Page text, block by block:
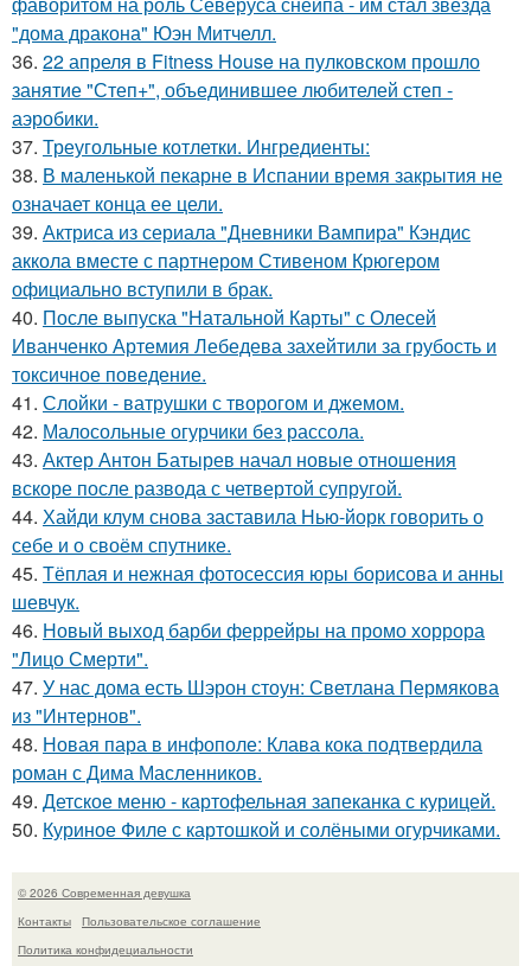
"дома дракона" Юэн Митчелл.
36. 22 апреля в Fitness House на пулковском прошло
занятие "Степ+", объединившее любителей степ -
аэробики.
37. Треугольные котлетки. Ингредиенты:
38. В маленькой пекарне в Испании время закрытия не
означает конца ее цели.
39. Актриса из сериала "Дневники Вампира" Кэндис
аккола вместе с партнером Стивеном Крюгером
официально вступили в брак.
40. После выпуска "Натальной Карты" с Олесей
Иванченко Артемия Лебедева захейтили за грубость и
токсичное поведение.
41. Слойки - ватрушки с творогом и джемом.
42. Малосольные огурчики без рассола.
43. Актер Антон Батырев начал новые отношения
вскоре после развода с четвертой супругой.
44. Хайди клум снова заставила Нью-йорк говорить о
себе и о своём спутнике.
45. Тёплая и нежная фотосессия юры борисова и анны
шевчук.
46. Новый выход барби феррейры на промо хоррора
"Лицо Смерти".
47. У нас дома есть Шэрон стоун: Светлана Пермякова
из "Интернов".
48. Новая пара в инфополе: Клава кока подтвердила
роман с Дима Масленников.
49. Детское меню - картофельная запеканка с курицей.
50. Куриное Филе с картошкой и солёными огурчиками.
© 2026 Современная девушка
Контакты
Пользовательское соглашение
Политика конфидециальности